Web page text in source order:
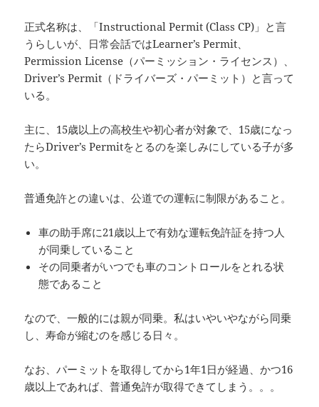
正式名称は、「Instructional Permit (Class CP)」と言
うらしいが、日常会話ではLearner’s Permit、
Permission License（パーミッション・ライセンス）、
Driver’s Permit（ドライバーズ・パーミット）と言って
いる。
主に、15歳以上の高校生や初心者が対象で、15歳になっ
たらDriver’s Permitをとるのを楽しみにしている子が多
い。
普通免許との違いは、公道での運転に制限があること。
車の助手席に21歳以上で有効な運転免許証を持つ人
が同乗していること
その同乗者がいつでも車のコントロールをとれる状
態であること
なので、一般的には親が同乗。私はいやいやながら同乗
し、寿命が縮むのを感じる日々。
なお、パーミットを取得してから1年1日が経過、かつ16
歳以上であれば、普通免許が取得できてしまう。。。